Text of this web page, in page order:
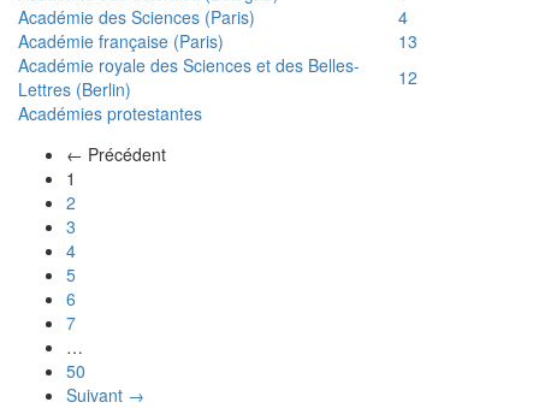
Académie des Sciences (Paris)
4
Académie française (Paris)
13
Académie royale des Sciences et des Belles-
Lettres (Berlin)
12
Académies protestantes
← Précédent
1
2
3
4
5
6
7
…
50
Suivant →